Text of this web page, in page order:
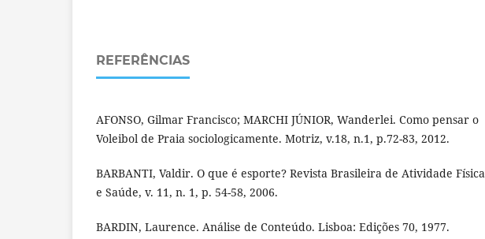
REFERÊNCIAS
AFONSO, Gilmar Francisco; MARCHI JÚNIOR, Wanderlei. Como pensar o
Voleibol de Praia sociologicamente. Motriz, v.18, n.1, p.72-83, 2012.
BARBANTI, Valdir. O que é esporte? Revista Brasileira de Atividade Física
e Saúde, v. 11, n. 1, p. 54-58, 2006.
BARDIN, Laurence. Análise de Conteúdo. Lisboa: Edições 70, 1977.